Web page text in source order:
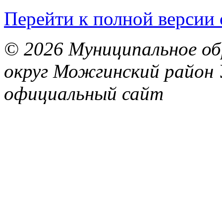
Перейти к полной версии
© 2026 Муниципальное
округ Можгинский район
официальный сайт